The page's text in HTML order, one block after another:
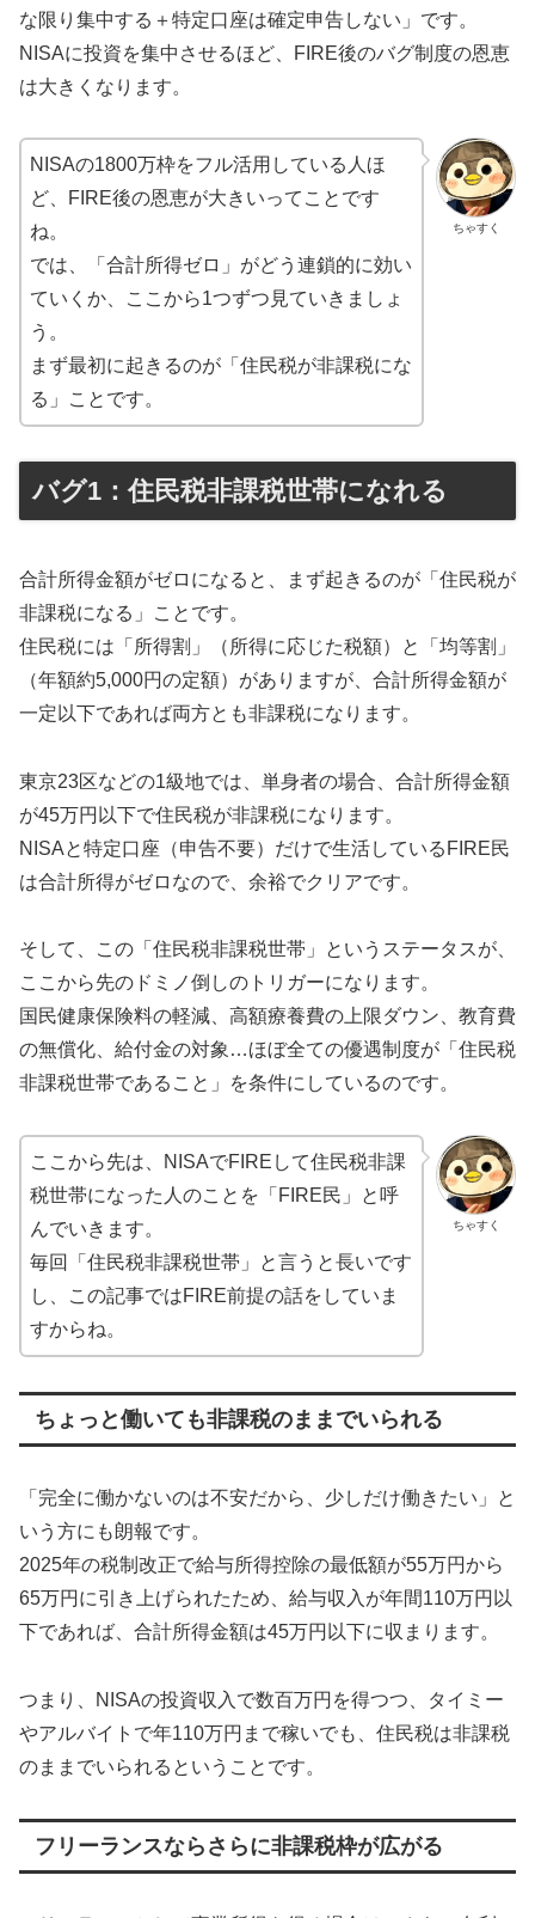
な限り集中する＋特定口座は確定申告しない」です。
NISAに投資を集中させるほど、FIRE後のバグ制度の恩恵
は大きくなります。
ちゃすく
NISAの1800万枠をフル活用している人ほ
ど、FIRE後の恩恵が大きいってことです
ね。
では、「合計所得ゼロ」がどう連鎖的に効い
ていくか、ここから1つずつ見ていきましょ
う。
まず最初に起きるのが「住民税が非課税にな
る」ことです。
バグ1：住民税非課税世帯になれる
合計所得金額がゼロになると、まず起きるのが「住民税が
非課税になる」ことです。
住民税には「所得割」（所得に応じた税額）と「均等割」
（年額約5,000円の定額）がありますが、合計所得金額が
一定以下であれば両方とも非課税になります。
東京23区などの1級地では、単身者の場合、合計所得金額
が45万円以下で住民税が非課税になります。
NISAと特定口座（申告不要）だけで生活しているFIRE民
は合計所得がゼロなので、余裕でクリアです。
そして、この「住民税非課税世帯」というステータスが、
ここから先のドミノ倒しのトリガーになります。
国民健康保険料の軽減、高額療養費の上限ダウン、教育費
の無償化、給付金の対象…ほぼ全ての優遇制度が「住民税
非課税世帯であること」を条件にしているのです。
ちゃすく
ここから先は、NISAでFIREして住民税非課
税世帯になった人のことを「FIRE民」と呼
んでいきます。
毎回「住民税非課税世帯」と言うと長いです
し、この記事ではFIRE前提の話をしていま
すからね。
ちょっと働いても非課税のままでいられる
「完全に働かないのは不安だから、少しだけ働きたい」と
いう方にも朗報です。
2025年の税制改正で給与所得控除の最低額が55万円から
65万円に引き上げられたため、給与収入が年間110万円以
下であれば、合計所得金額は45万円以下に収まります。
つまり、NISAの投資収入で数百万円を得つつ、タイミー
やアルバイトで年110万円まで稼いでも、住民税は非課税
のままでいられるということです。
フリーランスならさらに非課税枠が広がる